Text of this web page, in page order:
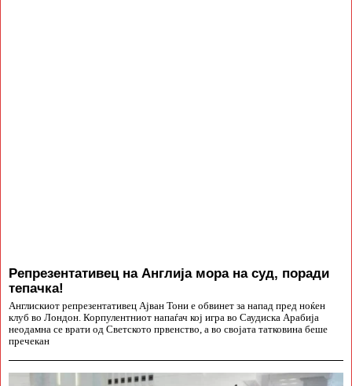
Репрезентативец на Англија мора на суд, поради
тепачка!
Англискиот репрезентативец Ајван Тони е обвинет за напад пред ноќен
клуб во Лондон. Корпулентниот напаѓач кој игра во Саудиска Арабија
неодамна се врати од Светското првенство, а во својата татковина беше
пречекан